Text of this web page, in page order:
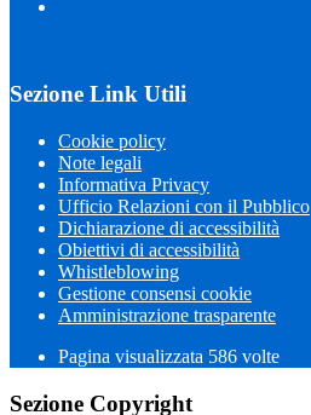
Sezione Link Utili
Cookie policy
Note legali
Informativa Privacy
Ufficio Relazioni con il Pubblico
Dichiarazione di accessibilità
Obiettivi di accessibilità
Whistleblowing
Gestione consensi cookie
Amministrazione trasparente
Pagina visualizzata 586 volte
Sezione Copyright